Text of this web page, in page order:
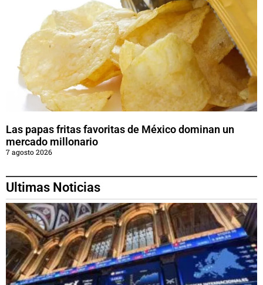
Las papas fritas favoritas de México dominan un
mercado millonario
7 agosto 2026
Ultimas Noticias